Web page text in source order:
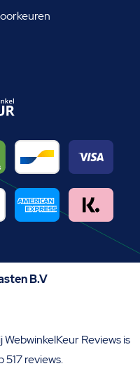
B.V
WebwinkelKeur Reviewsis
reviews.